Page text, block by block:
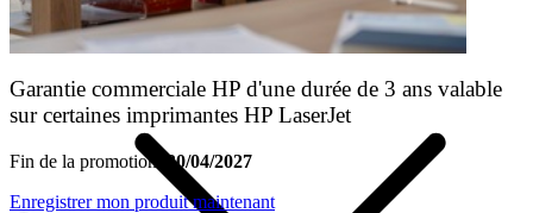
Garantie commerciale HP d'une durée de 3 ans valable
sur certaines imprimantes HP LaserJet
Fin de la promotion:
30/04/2027
Enregistrer mon produit maintenant